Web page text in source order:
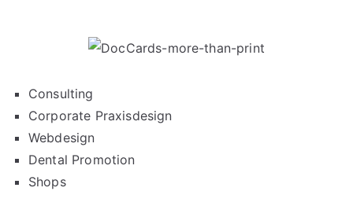
Consulting
Corporate Praxisdesign
Webdesign
Dental Promotion
Shops